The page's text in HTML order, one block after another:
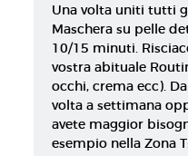
Una volta uniti tutti
Maschera su pelle
10/15 minuti.
vostra abituale
occhi, crema ecc).
volta a settimana
avete maggior
esempio nella Zona